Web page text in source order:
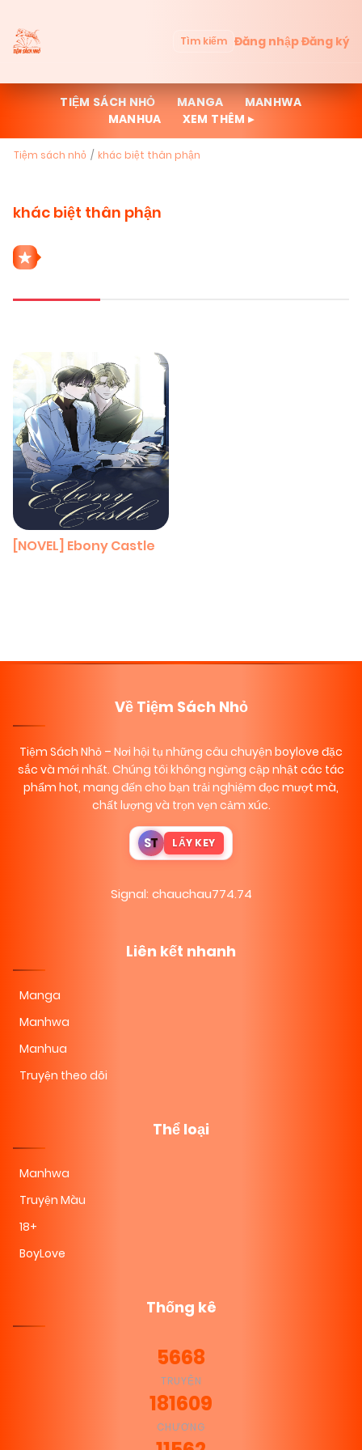
Tìm kiếm Đăng nhậpĐăng ký
TIỆM SÁCH NHỎ MANGA
MANHWA
MANHUA
XEM THÊM ▸
Tiệm sách nhỏ khác biệt thân phận
khác biệt thân phận
[NOVEL] Ebony Castle
Về Tiệm Sách Nhỏ
Tiệm Sách Nhỏ – Nơi hội tụ những câu chuyện boylove đặc
sắc và mới nhất. Chúng tôi không ngừng cập nhật các tác
phẩm hot, mang đến cho bạn trải nghiệm đọc mượt mà,
chất lượng và trọn vẹn cảm xúc.
ST LẤY KEY
Signal: chauchau774.74
Liên kết nhanh
Manga
Manhwa
Manhua
Truyện theo dõi
Thể loại
Manhwa
Truyện Màu
18+
BoyLove
Thống kê
5668
TRUYỆN
181609
CHƯƠNG